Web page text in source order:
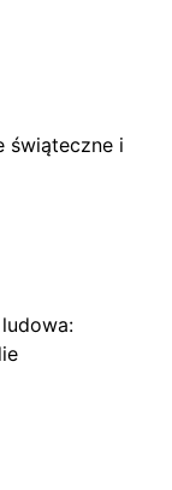
świąteczne i